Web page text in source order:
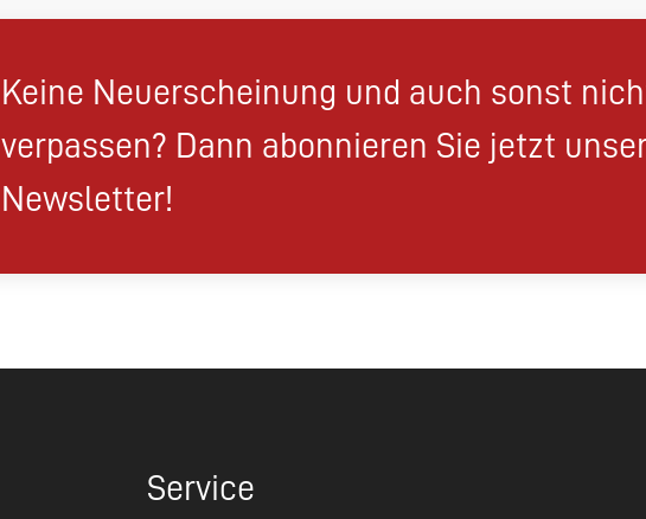
Keine Neuerscheinung und auch sonst
verpassen? Dann abonnieren Sie jetzt
Newsletter!
Service